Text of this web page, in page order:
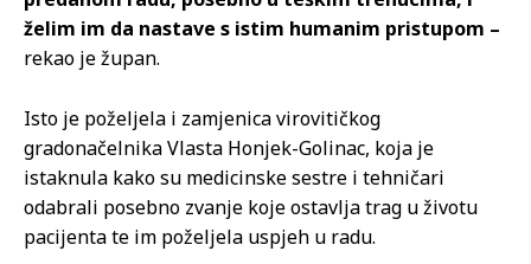
želim im da nastave s istim humanim pristupom –
rekao je župan.
Isto je poželjela i zamjenica virovitičkog
gradonačelnika Vlasta Honjek-Golinac, koja je
istaknula kako su medicinske sestre i tehničari
odabrali posebno zvanje koje ostavlja trag u životu
pacijenta te im poželjela uspjeh u radu.